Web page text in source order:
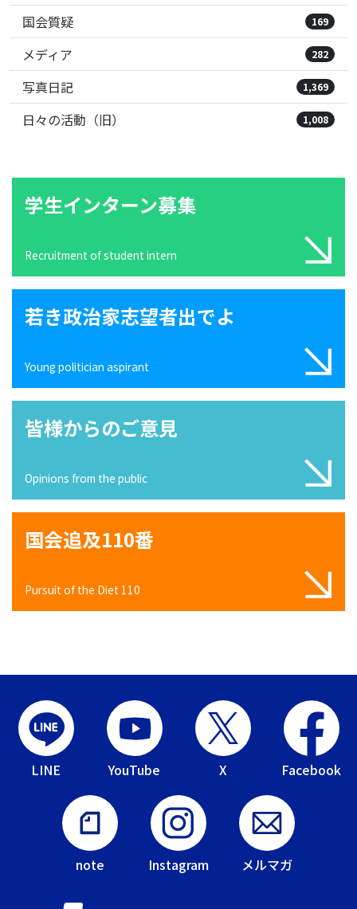
国会質疑 169
メディア 282
写真日記 1,369
日々の活動（旧） 1,008
学生インターン募集
Recruitment of student intern
若き政治家志望者出でよ
Young politician aspirant
皆様からのご意見
Opinions from the public
国会追及110番
Pursuit of the Diet 110
LINE YouTube X Facebook
note Instagram メルマガ